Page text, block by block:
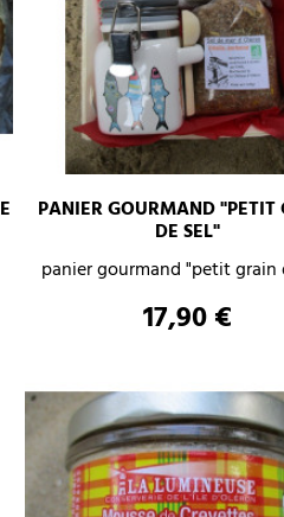
PANIER GOURMAND "PETIT
DE SEL"
panier gourmand "petit grain
Prix
17,90 €
AJOUTER AU PANIER